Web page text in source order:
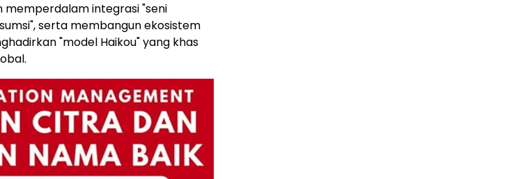
memperdalam integrasi "seni
serta membangun ekosistem
"model Haikou" yang khas